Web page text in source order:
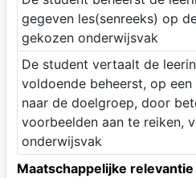
gegeven les(senreeks) op
gekozen onderwijsvak
De student vertaalt de
voldoende beheerst, op
naar de doelgroep, door
voorbeelden aan te reiken,
onderwijsvak
Maatschappelijke